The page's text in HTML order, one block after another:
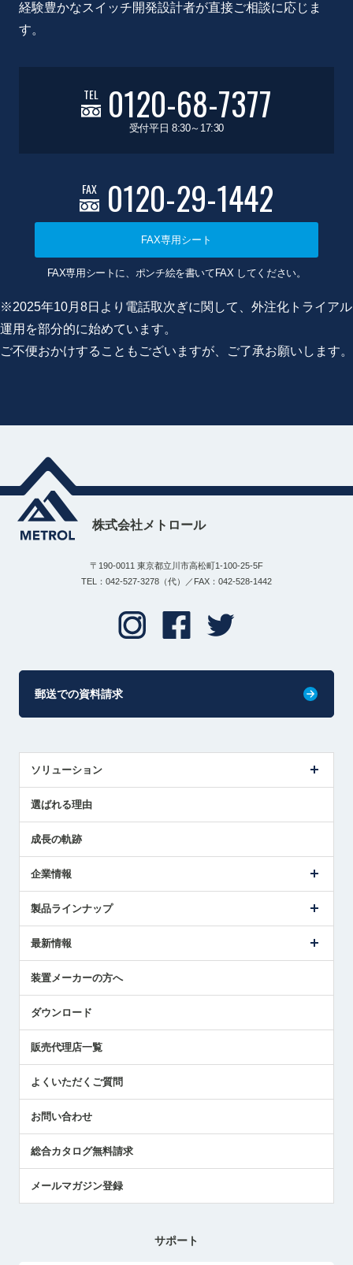
経験豊かなスイッチ開発設計者が直接ご相談に応じま
す。
TEL 0120-68-7377
受付平日 8:30～17:30
FAX 0120-29-1442
FAX専用シート
FAX専用シートに、ポンチ絵を書いてFAX してください。
※2025年10月8日より電話取次ぎに関して、外注化トライアル
運用を部分的に始めています。
ご不便おかけすることもございますが、ご了承お願いします。
株式会社メトロール
〒190-0011 東京都立川市高松町1-100-25-5F
TEL：042-527-3278（代）／FAX：042-528-1442
郵送での資料請求
ソリューション
解決策提案
選ばれる理由
成長の軌跡
企業情報
ごあいさつ
受賞履歴
採用情報
国/地域/言語
製品ラインナップ
ツールセッタ製品
エアマイクロセンサ製品
最新情報
メトロールの技術
社員ブログ
中小企業のBCP地震対策
センサのテクニカルガイド
社長ブログ
装置メーカーの方へ
ダウンロード
販売代理店一覧
よくいただくご質問
お問い合わせ
総合カタログ無料請求
メールマガジン登録
サポート